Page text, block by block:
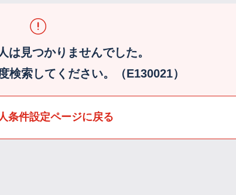
は見つかりませんでした。
検索してください。（E130021）
条件設定ページに戻る